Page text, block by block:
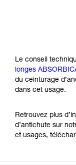
Le conseil
longes
du ceinturage
dans cet usage.
Retrouvez plus
d’antichute sur
et usages,